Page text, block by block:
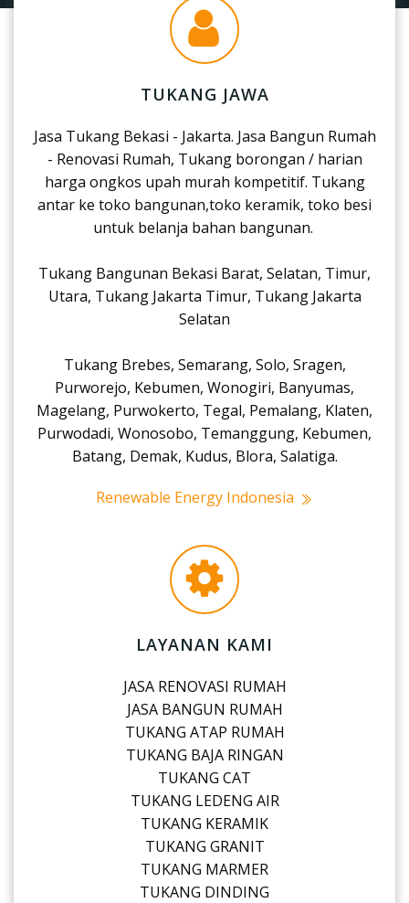
TUKANG JAWA
Jasa Tukang Bekasi - Jakarta. Jasa Bangun Rumah
- Renovasi Rumah, Tukang borongan / harian
harga ongkos upah murah kompetitif. Tukang
antar ke toko bangunan,toko keramik, toko besi
untuk belanja bahan bangunan.
Tukang Bangunan Bekasi Barat, Selatan, Timur,
Utara, Tukang Jakarta Timur, Tukang Jakarta
Selatan
Tukang Brebes, Semarang, Solo, Sragen,
Purworejo, Kebumen, Wonogiri, Banyumas,
Magelang, Purwokerto, Tegal, Pemalang, Klaten,
Purwodadi, Wonosobo, Temanggung, Kebumen,
Batang, Demak, Kudus, Blora, Salatiga.
Renewable Energy Indonesia
LAYANAN KAMI
JASA RENOVASI RUMAH
JASA BANGUN RUMAH
TUKANG ATAP RUMAH
TUKANG BAJA RINGAN
TUKANG CAT
TUKANG LEDENG AIR
TUKANG KERAMIK
TUKANG GRANIT
TUKANG MARMER
TUKANG DINDING